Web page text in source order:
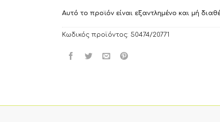
Αυτό το προϊόν είναι εξαντλημένο και μή
Κωδικός προϊόντος: 50474/20771